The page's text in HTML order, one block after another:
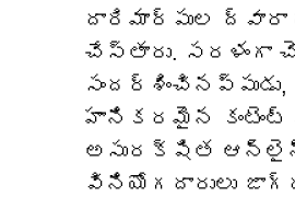
దారిమార్పుల ద్వారా
చేస్తారు. సరళంగా
హానికరమైన కంటెంట్
అసురక్షిత ఆన్‌లైన్
వినియోగదారులు